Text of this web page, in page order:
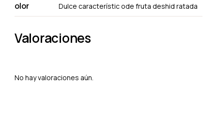
olor Dulce característic ode fruta deshid ratada
Valoraciones
No hay valoraciones aún.